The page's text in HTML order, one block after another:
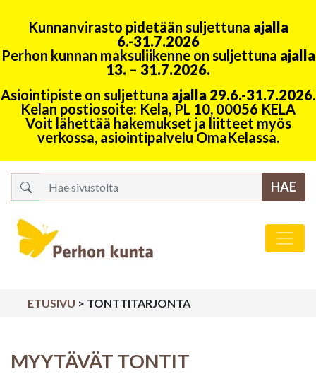
Kunnanvirasto pidetään suljettuna ajalla
6.-31.7.2026
Perhon kunnan maksuliikenne on suljettuna ajalla
13. – 31.7.2026.
Asiointipiste on suljettuna ajalla 29.6.-31.7.2026.
Kelan postiosoite: Kela, PL 10, 00056 KELA
Voit lähettää hakemukset ja liitteet myös
verkossa, asiointipalvelu OmaKelassa.
Päävalikko
ETUSIVU > TONTTITARJONTA
MYYTÄVÄT TONTIT